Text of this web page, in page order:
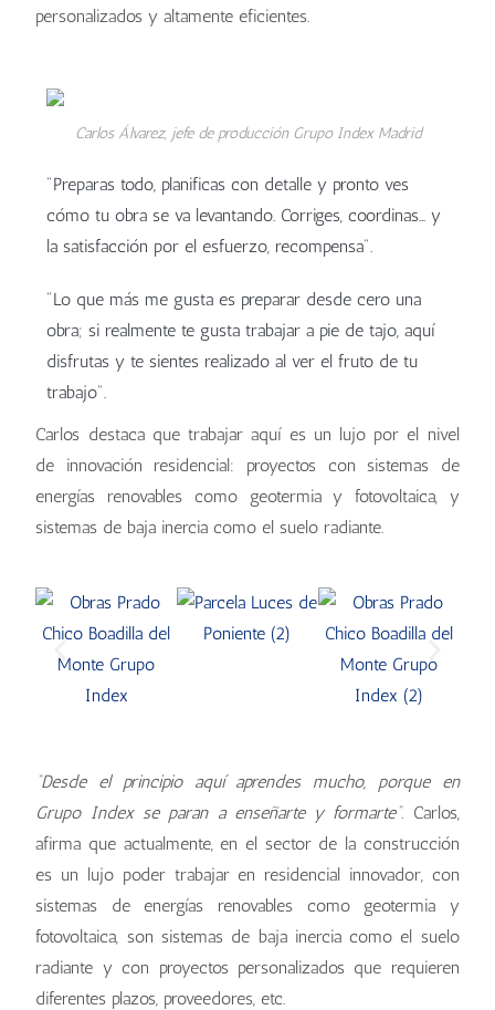
personalizados y altamente eficientes.
Carlos Álvarez, jefe de producción Grupo Index Madrid
"Preparas todo, planificas con detalle y pronto ves
cómo tu obra se va levantando. Corriges, coordinas… y
la satisfacción por el esfuerzo, recompensa".
"Lo que más me gusta es preparar desde cero una
obra; si realmente te gusta trabajar a pie de tajo, aquí
disfrutas y te sientes realizado al ver el fruto de tu
trabajo".
Carlos destaca que trabajar aquí es un lujo por el nivel
de innovación residencial: proyectos con sistemas de
energías renovables como geotermia y fotovoltaica, y
sistemas de baja inercia como el suelo radiante.
“Desde el principio aquí aprendes mucho, porque en
Grupo Index se paran a enseñarte y formarte”. Carlos,
afirma que actualmente, en el sector de la construcción
es un lujo poder trabajar en residencial innovador, con
sistemas de energías renovables como geotermia y
fotovoltaica, son sistemas de baja inercia como el suelo
radiante y con proyectos personalizados que requieren
diferentes plazos, proveedores, etc.